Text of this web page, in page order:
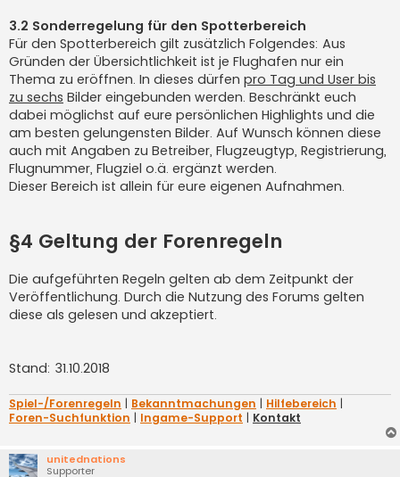
3.2 Sonderregelung für den Spotterbereich
Für den Spotterbereich gilt zusätzlich Folgendes: Aus
Gründen der Übersichtlichkeit ist je Flughafen nur ein
Thema zu eröffnen. In dieses dürfen pro Tag und User bis
zu sechs Bilder eingebunden werden. Beschränkt euch
dabei möglichst auf eure persönlichen Highlights und die
am besten gelungensten Bilder. Auf Wunsch können diese
auch mit Angaben zu Betreiber, Flugzeugtyp, Registrierung,
Flugnummer, Flugziel o.ä. ergänzt werden.
Dieser Bereich ist allein für eure eigenen Aufnahmen.
§4 Geltung der Forenregeln
Die aufgeführten Regeln gelten ab dem Zeitpunkt der
Veröffentlichung. Durch die Nutzung des Forums gelten
diese als gelesen und akzeptiert.
Stand: 31.10.2018
Spiel-/Forenregeln | Bekanntmachungen | Hilfebereich |
Foren-Suchfunktion | Ingame-Support | Kontakt
unitednations
Supporter